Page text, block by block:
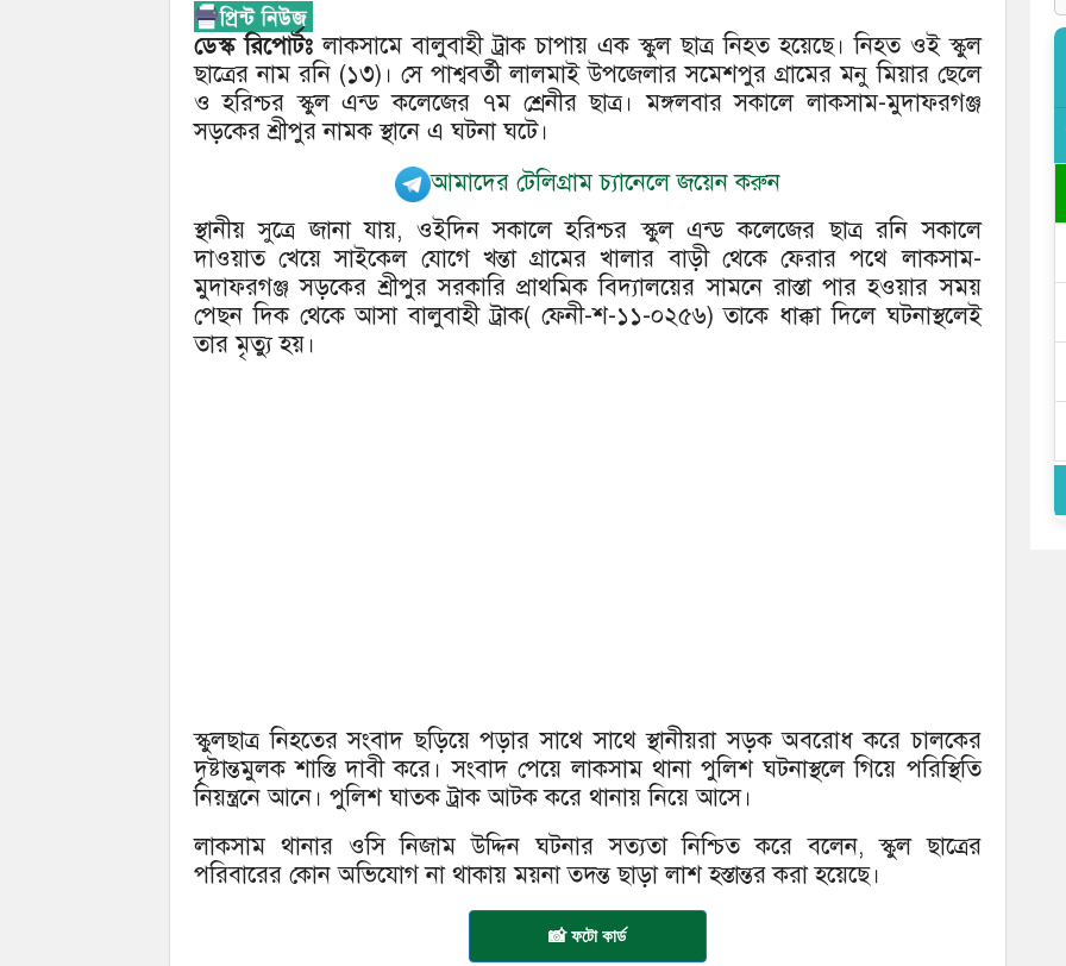
ডেস্ক রিপোর্টঃলাকসামে বালুবাহী ট্রাক চাপায় এক স্কুল ছাত্র নিহত হয়েছে। নিহত ওই স্কুল
ছাত্রের নাম রনি (১৩)। সে পাশ্ববর্তী লালমাই উপজেলার সমেশপুর গ্রামের মনু মিয়ার ছেলে
ও হরিশ্চর স্কুল এন্ড কলেজের ৭ম শ্রেনীর ছাত্র। মঙ্গলবার সকালে লাকসাম-মুদাফরগঞ্জ
সড়কের শ্রীপুর নামক স্থানে এ ঘটনা ঘটে।
আমাদের টেলিগ্রাম চ্যানেলে জয়েন করুন
স্থানীয় সুত্রে জানা যায়, ওইদিন সকালে হরিশ্চর স্কুল এন্ড কলেজের ছাত্র রনি সকালে
দাওয়াত খেয়ে সাইকেল যোগে খন্তা গ্রামের খালার বাড়ী থেকে ফেরার পথে লাকসাম-
মুদাফরগঞ্জ সড়কের শ্রীপুর সরকারি প্রাথমিক বিদ্যালয়ের সামনে রাস্তা পার হওয়ার সময়
পেছন দিক থেকে আসা বালুবাহী ট্রাক( ফেনী-শ-১১-০২৫৬) তাকে ধাক্কা দিলে ঘটনাস্থলেই
তার মৃত্যু হয়।
স্কুলছাত্র নিহতের সংবাদ ছড়িয়ে পড়ার সাথে সাথে স্থানীয়রা সড়ক অবরোধ করে চালকের
দৃষ্টান্তমুলক শাস্তি দাবী করে। সংবাদ পেয়ে লাকসাম থানা পুলিশ ঘটনাস্থলে গিয়ে পরিস্থিতি
নিয়ন্ত্রনে আনে। পুলিশ ঘাতক ট্রাক আটক করে থানায় নিয়ে আসে।
লাকসাম থানার ওসি নিজাম উদ্দিন ঘটনার সত্যতা নিশ্চিত করে বলেন, স্কুল ছাত্রের
পরিবারের কোন অভিযোগ না থাকায় ময়না তদন্ত ছাড়া লাশ হস্তান্তর করা হয়েছে।
📸 ফটো কার্ড